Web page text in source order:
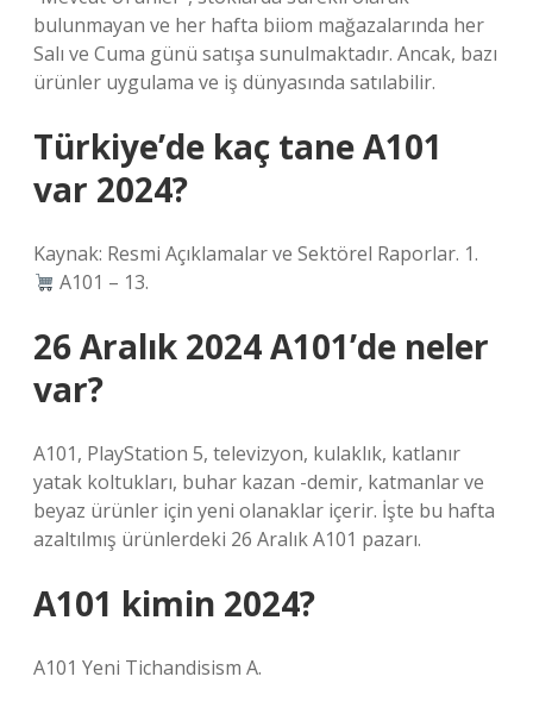
bulunmayan ve her hafta biiom mağazalarında her
Salı ve Cuma günü satışa sunulmaktadır. Ancak, bazı
ürünler uygulama ve iş dünyasında satılabilir.
Türkiye’de kaç tane A101
var 2024?
Kaynak: Resmi Açıklamalar ve Sektörel Raporlar. 1.
A101 – 13.
26 Aralık 2024 A101’de neler
var?
A101, PlayStation 5, televizyon, kulaklık, katlanır
yatak koltukları, buhar kazan -demir, katmanlar ve
beyaz ürünler için yeni olanaklar içerir. İşte bu hafta
azaltılmış ürünlerdeki 26 Aralık A101 pazarı.
A101 kimin 2024?
A101 Yeni Tichandisism A.